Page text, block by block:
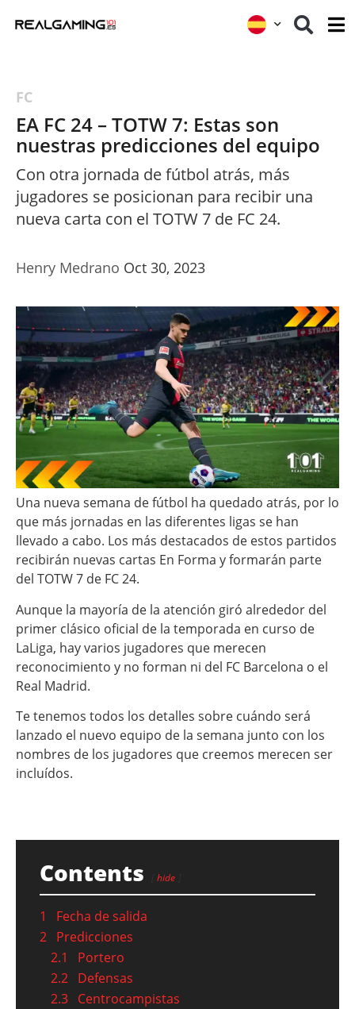
FC
EA FC 24 – TOTW 7: Estas son
nuestras predicciones del equipo
Con otra jornada de fútbol atrás, más
jugadores se posicionan para recibir una
nueva carta con el TOTW 7 de FC 24.
Henry Medrano Oct 30, 2023
Una nueva semana de fútbol ha quedado atrás, por lo
que más jornadas en las diferentes ligas se han
llevado a cabo. Los más destacados de estos partidos
recibirán nuevas cartas En Forma y formarán parte
del TOTW 7 de FC 24.
Aunque la mayoría de la atención giró alrededor del
primer clásico oficial de la temporada en curso de
LaLiga, hay varios jugadores que merecen
reconocimiento y no forman ni del FC Barcelona o el
Real Madrid.
Te tenemos todos los detalles sobre cuándo será
lanzado el nuevo equipo de la semana junto con los
nombres de los jugadores que creemos merecen ser
incluídos.
Contents hide
1
Fecha de salida
2 Predicciones
2.1
Portero
2.2 Defensas
2.3 Centrocampistas